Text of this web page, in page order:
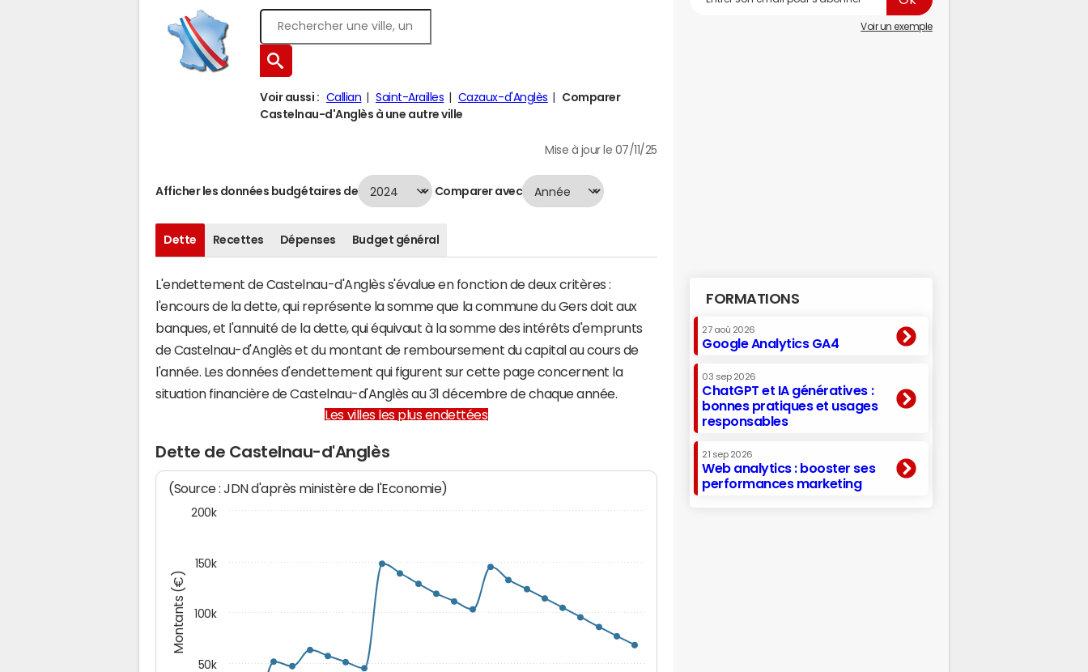
Voir aussi : Callian Saint-Arailles Cazaux-d'Anglès
Comparer
Castelnau-d'Anglès à une autre ville
Mise à jour le 07/11/25
Afficher les données budgétaires de Comparer avec
Dette Recettes Dépenses Budget général
L'endettement de Castelnau-d'Anglès s'évalue en fonction de deux critères :
l'encours de la dette, qui représente la somme que la commune du Gers doit aux
banques, et l'annuité de la dette, qui équivaut à la somme des intérêts d'emprunts
de Castelnau-d'Anglès et du montant de remboursement du capital au cours de
l'année. Les données d'endettement qui figurent sur cette page concernent la
situation financière de Castelnau-d'Anglès au 31 décembre de chaque année.
Les villes les plus endettées
Dette de Castelnau-d'Anglès
Montants (€)
(Source : JDN d'après ministère de l'Economie)
50k
100k
150k
200k
Voir un exemple
FORMATIONS
27 aoû 2026
Google Analytics GA4
03 sep 2026
ChatGPT et IA génératives :
bonnes pratiques et usages
responsables
21 sep 2026
Web analytics : booster ses
performances marketing